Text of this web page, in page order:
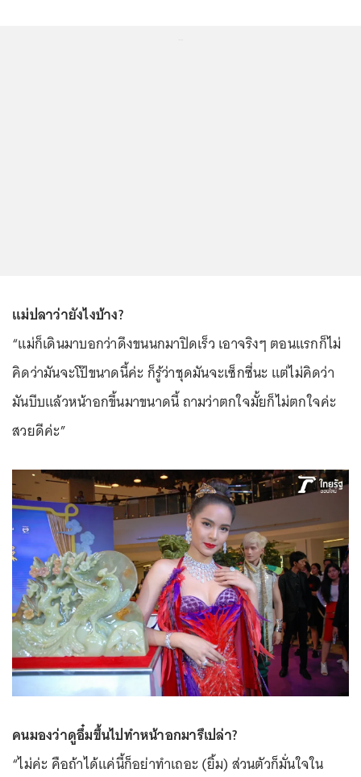
แม่ปลาว่ายังไงบ้าง?
“แม่ก็เดินมาบอกว่าดึงขนนกมาปิดเร็ว เอาจริงๆ ตอนแรกก็ไม่
คิดว่ามันจะโป๊ขนาดนี้ค่ะ ก็รู้ว่าชุดมันจะเซ็กซี่นะ แต่ไม่คิดว่า
มันบีบแล้วหน้าอกขึ้นมาขนาดนี้ ถามว่าตกใจมั้ยก็ไม่ตกใจค่ะ
สวยดีค่ะ”
คนมองว่าดูอึ๋มขึ้นไปทำหน้าอกมารึเปล่า?
“ไม่ค่ะ คือถ้าได้แค่นี้ก็อย่าทำเถอะ (ยิ้ม) ส่วนตัวก็มั่นใจใน